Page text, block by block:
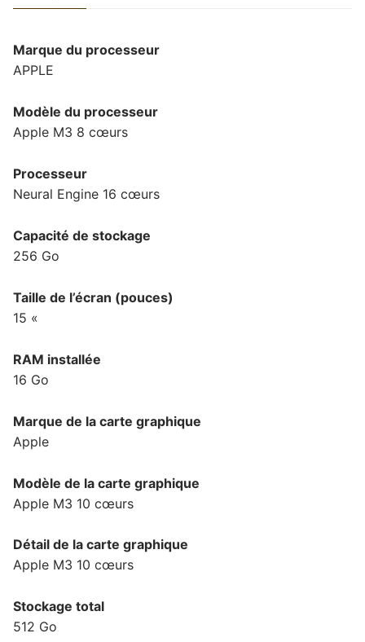
Marque du processeur
APPLE
Modèle du processeur
Apple M3 8 cœurs
Processeur
Neural Engine 16 cœurs
Capacité de stockage
256 Go
Taille de l’écran (pouces)
15 «
RAM installée
16 Go
Marque de la carte graphique
Apple
Modèle de la carte graphique
Apple M3 10 cœurs
Détail de la carte graphique
Apple M3 10 cœurs
Stockage total
512 Go